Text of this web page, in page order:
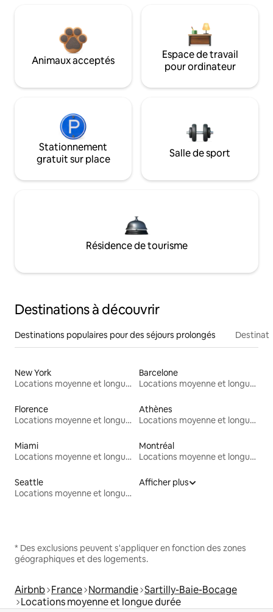
Animaux acceptés
Espace de travail
pour ordinateur
Stationnement
gratuit sur place
Salle de sport
Résidence de tourisme
Destinations à découvrir
Destinations populaires pour des séjours prolongés
New York
Locations moyenne et longue durée
Barcelone
Locations moyenne et longue durée
Florence
Locations moyenne et longue durée
Athènes
Locations moyenne et longue durée
Miami
Locations moyenne et longue durée
Montréal
Locations moyenne et longue durée
Seattle
Locations moyenne et longue durée
Afficher plus
* Des exclusions peuvent s'appliquer en fonction des zones
géographiques et des logements.
Airbnb France Normandie Sartilly-Baie-Bocage
Locations moyenne et longue durée